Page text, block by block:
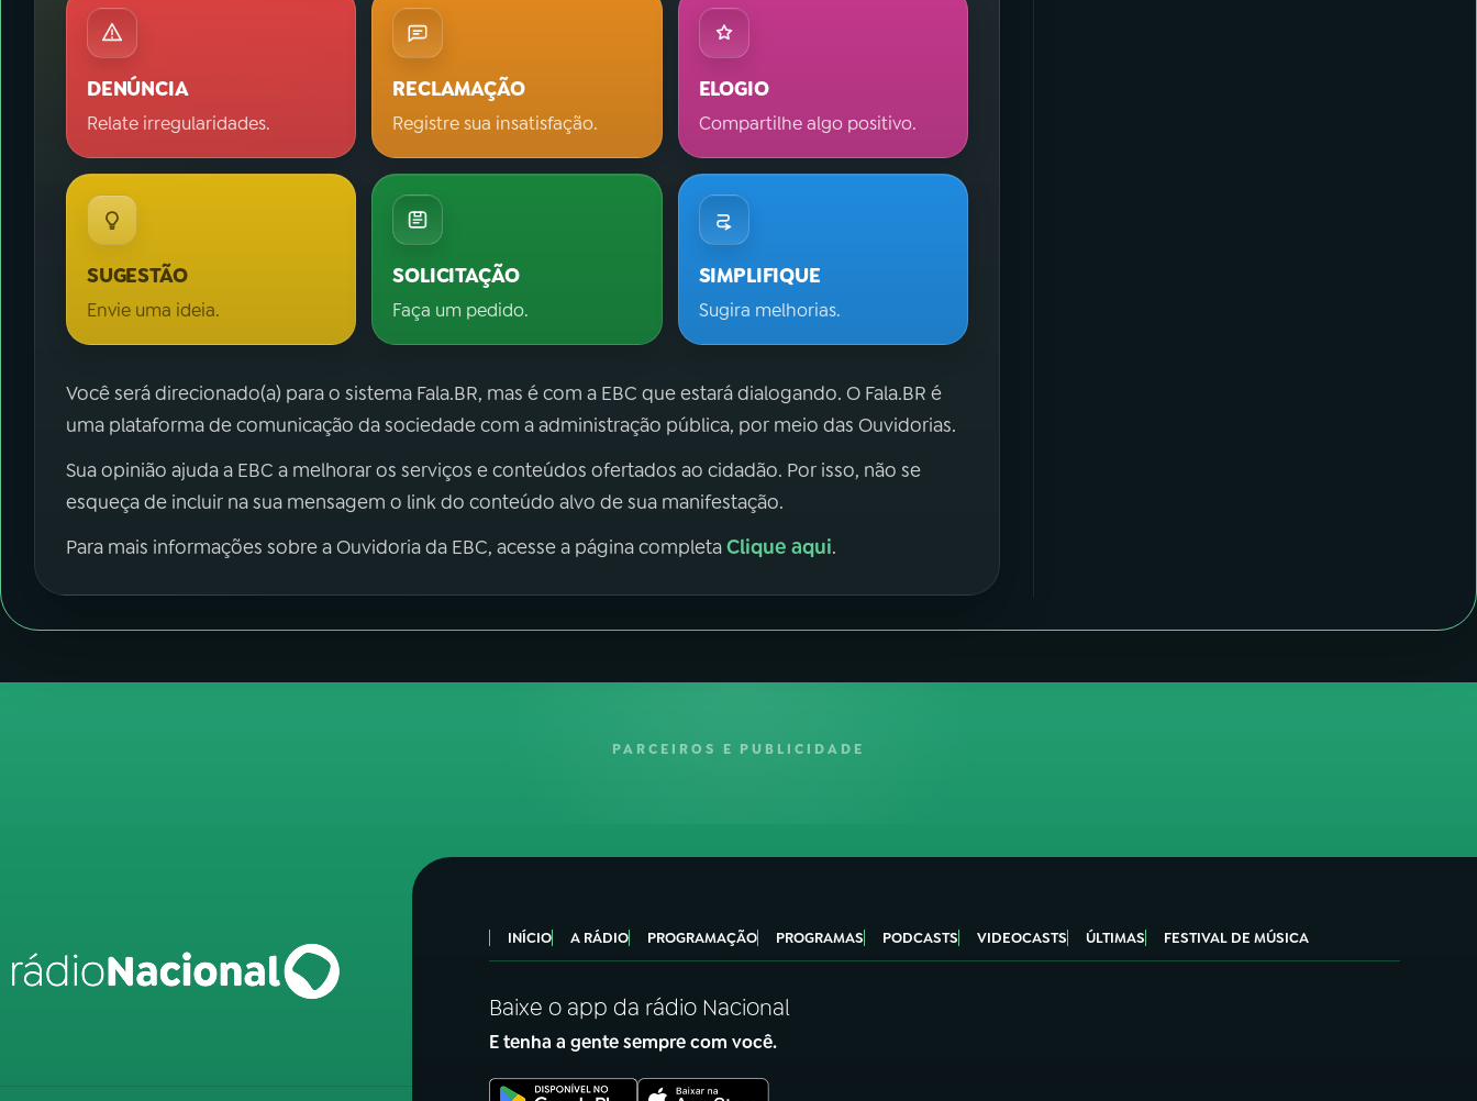
DENÚNCIA
Relate irregularidades.
RECLAMAÇÃO
Registre sua insatisfação.
ELOGIO
Compartilhe algo positivo.
SUGESTÃO
Envie uma ideia.
SOLICITAÇÃO
Faça um pedido.
SIMPLIFIQUE
Sugira melhorias.
Você será direcionado(a) para o sistema Fala.BR, mas é com a EBC que estará dialogando. O Fala.BR é
uma plataforma de comunicação da sociedade com a administração pública, por meio das Ouvidorias.
Sua opinião ajuda a EBC a melhorar os serviços e conteúdos ofertados ao cidadão. Por isso, não se
esqueça de incluir na sua mensagem o link do conteúdo alvo de sua manifestação.
Para mais informações sobre a Ouvidoria da EBC, acesse a página completaClique aqui.
PARCEIROS E PUBLICIDADE
INÍCIO A RÁDIO PROGRAMAÇÃO PROGRAMAS PODCASTS VIDEOCASTS ÚLTIMAS FESTIVAL DE MÚSICA
Baixe o app da rádio Nacional
E tenha a gente sempre com você.